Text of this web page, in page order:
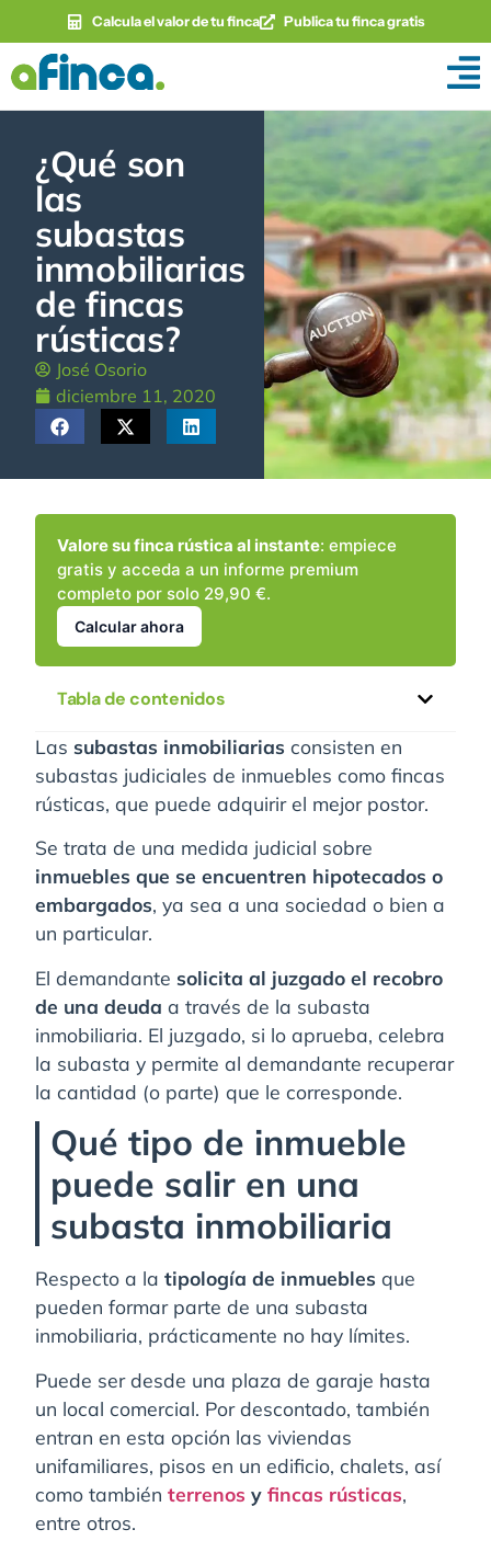
Calcula el valor de tu finca Publica tu finca gratis
¿Qué son
las
subastas
inmobiliarias
de fincas
rústicas?
José Osorio
diciembre 11, 2020
Valore su finca rústica al instante: empiece
gratis y acceda a un informe premium
completo por solo 29,90 €.
Calcular ahora
Tabla de contenidos
Las subastas inmobiliarias consisten en
subastas judiciales de inmuebles como fincas
rústicas, que puede adquirir el mejor postor.
Se trata de una medida judicial sobre
inmuebles que se encuentren hipotecados o
embargados, ya sea a una sociedad o bien a
un particular.
El demandante solicita al juzgado el recobro
de una deuda a través de la subasta
inmobiliaria. El juzgado, si lo aprueba, celebra
la subasta y permite al demandante recuperar
la cantidad (o parte) que le corresponde.
Qué tipo de inmueble
puede salir en una
subasta inmobiliaria
Respecto a la tipología de inmuebles que
pueden formar parte de una subasta
inmobiliaria, prácticamente no hay límites.
Puede ser desde una plaza de garaje hasta
un local comercial. Por descontado, también
entran en esta opción las viviendas
unifamiliares, pisos en un edificio, chalets, así
como también terrenos y fincas rústicas,
entre otros.